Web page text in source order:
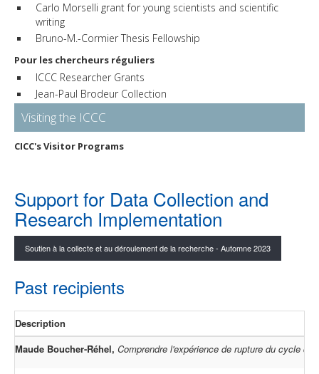
Carlo Morselli grant for young scientists and scientific
writing
Bruno-M.-Cormier Thesis Fellowship
Pour les chercheurs réguliers
ICCC Researcher Grants
Jean-Paul Brodeur Collection
Visiting the ICCC
CICC's Visitor Programs
Support for Data Collection and
Research Implementation
Soutien à la collecte et au déroulement de la recherche - Automne 2023
Past recipients
Description
Maude Boucher-Réhel, Comprendre l'expérience de rupture du cycle